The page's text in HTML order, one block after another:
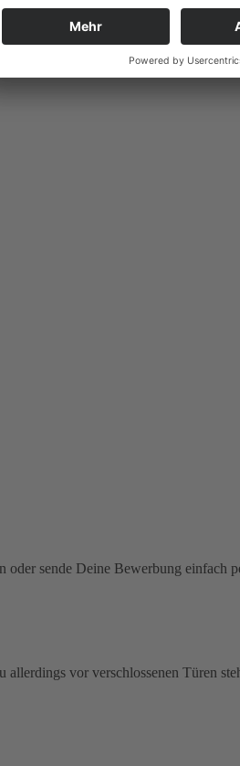
und motivierten Koch /
oder sende Deine Bewerbung einfach
vor verschlossenen Türen